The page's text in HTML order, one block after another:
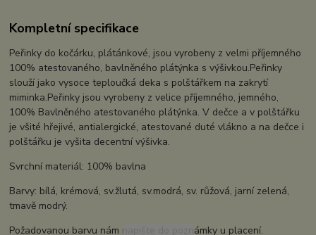
Kompletní specifikace
Peřinky do kočárku, plátánkové, jsou vyrobeny z velmi příjemného
100% atestovaného, bavlněného plátýnka s výšivkou.Peřinky
slouží jako vysoce teploučká deka s polštářkem na zakrytí
miminka.Peřinky jsou vyrobeny z velice příjemného, jemného,
100% Bavlněného atestovaného plátýnka. V dečce a v polštářku
je všité hřejivé, antialergické, atestované duté vlákno a na dečce i
polštářku je vyšita decentní výšivka.
Svrchní materiál: 100% bavlna
Barvy: bílá, krémová, sv.žlutá, sv.modrá, sv. růžová, jarní zelená,
tmavě modrý.
Požadovanou barvu nám napište do poznámky u placení.